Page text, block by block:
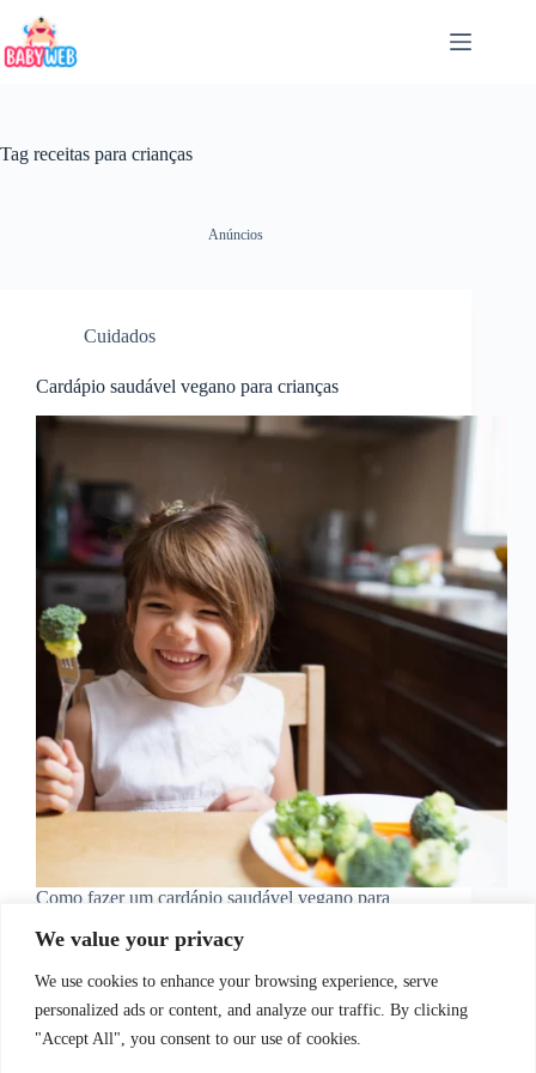
We value your privacy
We use cookies to enhance your browsing experience, serve
personalized ads or content, and analyze our traffic. By clicking
"Accept All", you consent to our use of cookies.
para
o
conteúdo
Tag receitas para crianças
Anúncios
Cuidados
Cardápio saudável vegano para crianças
Como fazer um cardápio saudável vegano para
cardápio vegano e saudável para crianças requer
necessidades nutricionais essenciais sejam atendidas.
Café da Manhã para uma alimentação infantil
Juliana Santos
15 de setembro de 2023